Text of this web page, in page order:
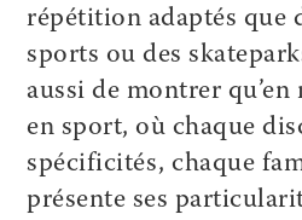
répétition adaptés que
sports ou des
aussi de montrer
en sport, où chaque
spécificités, chaque
présente ses